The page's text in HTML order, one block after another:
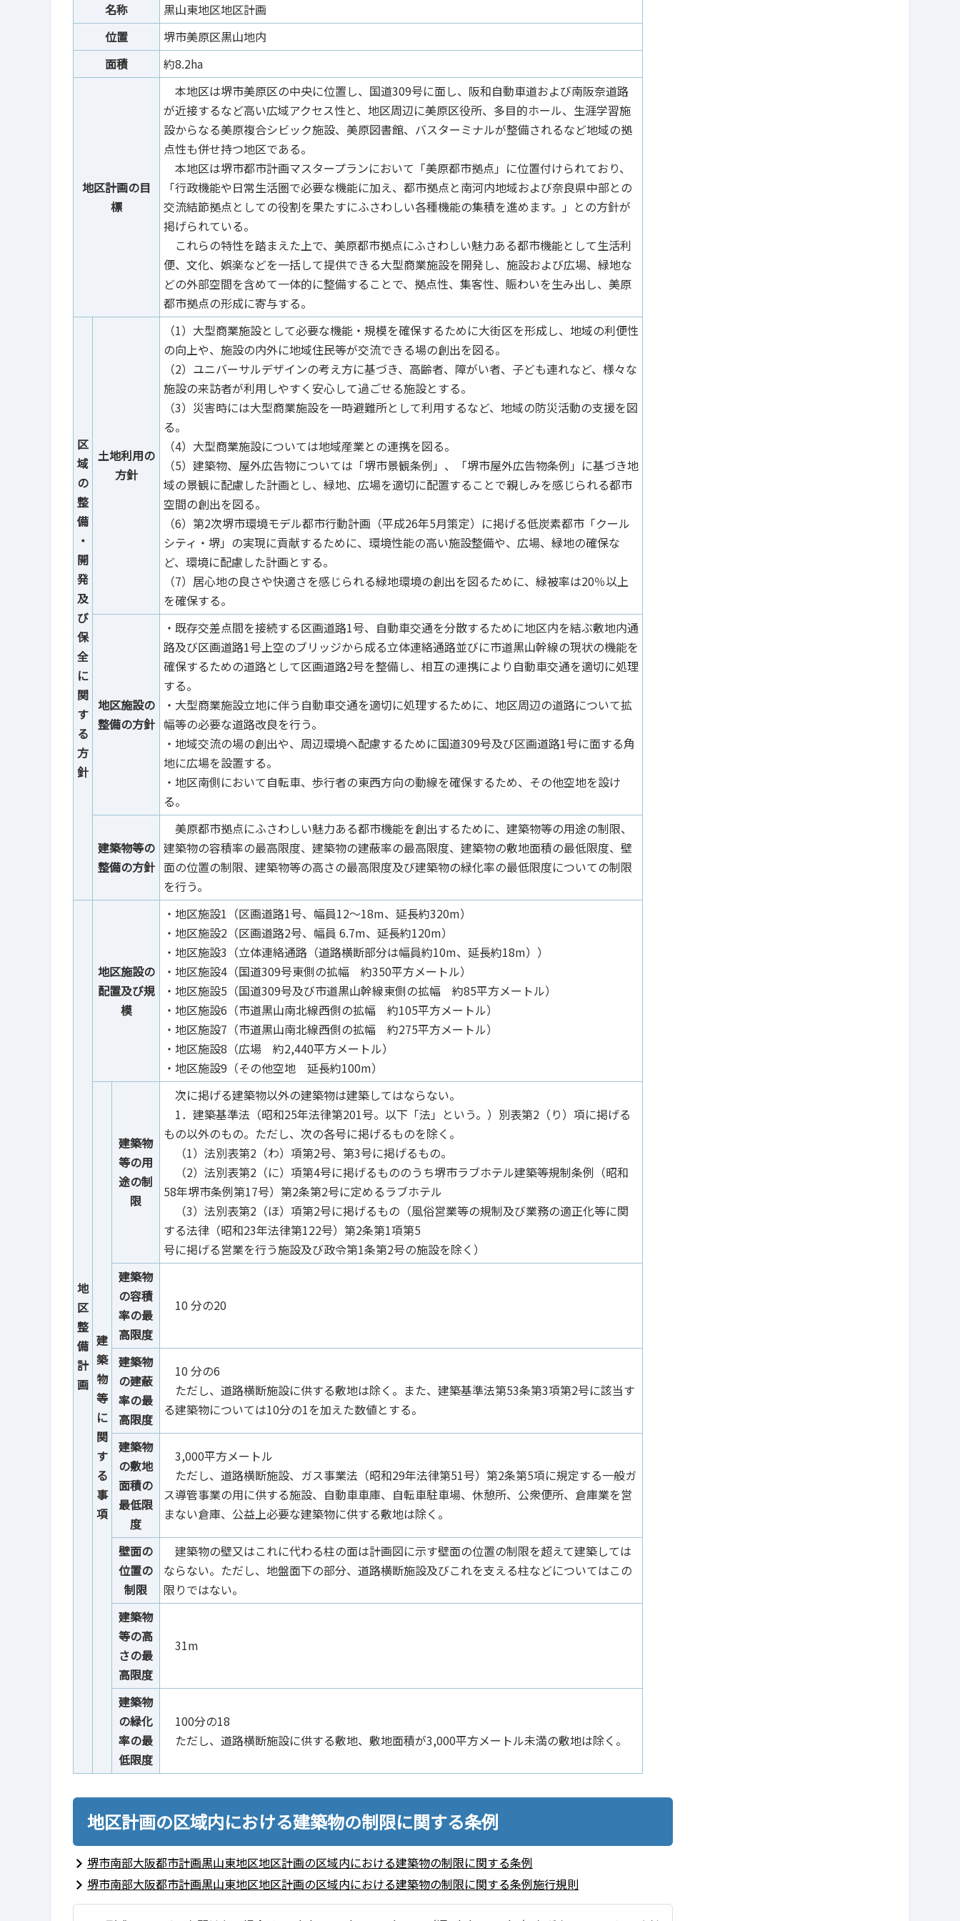
名称
黒山東地区地区計画
位置
堺市美原区黒山地内
面積
約8.2ha
地区計画の目
標
本地区は堺市美原区の中央に位置し、国道309号に面し、阪和自動車道および南阪奈道路
が近接するなど高い広域アクセス性と、地区周辺に美原区役所、多目的ホール、生涯学習施
設からなる美原複合シビック施設、美原図書館、バスターミナルが整備されるなど地域の拠
点性も併せ持つ地区である。
本地区は堺市都市計画マスタープランにおいて「美原都市拠点」に位置付けられており、
「行政機能や日常生活圏で必要な機能に加え、都市拠点と南河内地域および奈良県中部との
交流結節拠点としての役割を果たすにふさわしい各種機能の集積を進めます。」との方針が
掲げられている。
これらの特性を踏まえた上で、美原都市拠点にふさわしい魅力ある都市機能として生活利
便、文化、娯楽などを一括して提供できる大型商業施設を開発し、施設および広場、緑地な
どの外部空間を含めて一体的に整備することで、拠点性、集客性、賑わいを生み出し、美原
都市拠点の形成に寄与する。
区
域
の
整
備
・
開
発
及
び
保
全
に
関
す
る
方
針
土地利用の
方針
（1）大型商業施設として必要な機能・規模を確保するために大街区を形成し、地域の利便性
の向上や、施設の内外に地域住民等が交流できる場の創出を図る。
（2）ユニバーサルデザインの考え方に基づき、高齢者、障がい者、子ども連れなど、様々な
施設の来訪者が利用しやすく安心して過ごせる施設とする。
（3）災害時には大型商業施設を一時避難所として利用するなど、地域の防災活動の支援を図
る。
（4）大型商業施設については地域産業との連携を図る。
（5）建築物、屋外広告物については「堺市景観条例」、「堺市屋外広告物条例」に基づき地
域の景観に配慮した計画とし、緑地、広場を適切に配置することで親しみを感じられる都市
空間の創出を図る。
（6）第2次堺市環境モデル都市行動計画（平成26年5月策定）に掲げる低炭素都市「クール
シティ・堺」の実現に貢献するために、環境性能の高い施設整備や、広場、緑地の確保な
ど、環境に配慮した計画とする。
（7）居心地の良さや快適さを感じられる緑地環境の創出を図るために、緑被率は20％以上
を確保する。
地区施設の
整備の方針
・既存交差点間を接続する区画道路1号、自動車交通を分散するために地区内を結ぶ敷地内通
路及び区画道路1号上空のブリッジから成る立体連絡通路並びに市道黒山幹線の現状の機能を
確保するための道路として区画道路2号を整備し、相互の連携により自動車交通を適切に処理
する。
・大型商業施設立地に伴う自動車交通を適切に処理するために、地区周辺の道路について拡
幅等の必要な道路改良を行う。
・地域交流の場の創出や、周辺環境へ配慮するために国道309号及び区画道路1号に面する角
地に広場を設置する。
・地区南側において自転車、歩行者の東西方向の動線を確保するため、その他空地を設け
る。
建築物等の
整備の方針
美原都市拠点にふさわしい魅力ある都市機能を創出するために、建築物等の用途の制限、
建築物の容積率の最高限度、建築物の建蔽率の最高限度、建築物の敷地面積の最低限度、壁
面の位置の制限、建築物等の高さの最高限度及び建築物の緑化率の最低限度についての制限
を行う。
地
区
整
備
計
画
地区施設の
配置及び規
模
・地区施設1（区画道路1号、幅員12～18m、延長約320m）
・地区施設2（区画道路2号、幅員 6.7m、延長約120m）
・地区施設3（立体連絡通路（道路横断部分は幅員約10m、延長約18m））
・地区施設4（国道309号東側の拡幅 約350平方メートル）
・地区施設5（国道309号及び市道黒山幹線東側の拡幅 約85平方メートル）
・地区施設6（市道黒山南北線西側の拡幅 約105平方メートル）
・地区施設7（市道黒山南北線西側の拡幅 約275平方メートル）
・地区施設8（広場 約2,440平方メートル）
・地区施設9（その他空地 延長約100m）
建
築
物
等
に
関
す
る
事
項
建築物
等の用
途の制
限
次に掲げる建築物以外の建築物は建築してはならない。
1．建築基準法（昭和25年法律第201号。以下「法」という。）別表第2（り）項に掲げる
もの以外のもの。ただし、次の各号に掲げるものを除く。
（1）法別表第2（わ）項第2号、第3号に掲げるもの。
（2）法別表第2（に）項第4号に掲げるもののうち堺市ラブホテル建築等規制条例（昭和
58年堺市条例第17号）第2条第2号に定めるラブホテル
（3）法別表第2（ほ）項第2号に掲げるもの（風俗営業等の規制及び業務の適正化等に関
する法律（昭和23年法律第122号）第2条第1項第5
号に掲げる営業を行う施設及び政令第1条第2号の施設を除く）
建築物
の容積
率の最
高限度
10 分の20
建築物
の建蔽
率の最
高限度
10 分の6
ただし、道路横断施設に供する敷地は除く。また、建築基準法第53条第3項第2号に該当す
る建築物については10分の1を加えた数値とする。
建築物
の敷地
面積の
最低限
度
3,000平方メートル
ただし、道路横断施設、ガス事業法（昭和29年法律第51号）第2条第5項に規定する一般ガ
ス導管事業の用に供する施設、自動車車庫、自転車駐車場、休憩所、公衆便所、倉庫業を営
まない倉庫、公益上必要な建築物に供する敷地は除く。
壁面の
位置の
制限
建築物の壁又はこれに代わる柱の面は計画図に示す壁面の位置の制限を超えて建築しては
ならない。ただし、地盤面下の部分、道路横断施設及びこれを支える柱などについてはこの
限りではない。
建築物
等の高
さの最
高限度
31m
建築物
の緑化
率の最
低限度
100分の18
ただし、道路横断施設に供する敷地、敷地面積が3,000平方メートル未満の敷地は除く。
地区計画の区域内における建築物の制限に関する条例
堺市南部大阪都市計画黒山東地区地区計画の区域内における建築物の制限に関する条例
堺市南部大阪都市計画黒山東地区地区計画の区域内における建築物の制限に関する条例施行規則